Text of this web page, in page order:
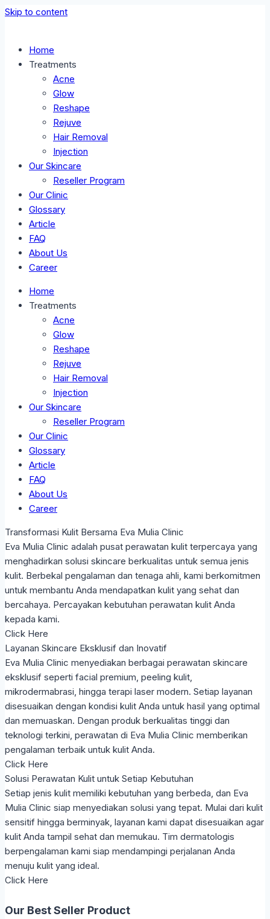
Skip to content
Home
Treatments
Acne
Glow
Reshape
Rejuve
Hair Removal
Injection
Our Skincare
Reseller Program
Our Clinic
Glossary
Article
FAQ
About Us
Career
Home
Treatments
Acne
Glow
Reshape
Rejuve
Hair Removal
Injection
Our Skincare
Reseller Program
Our Clinic
Glossary
Article
FAQ
About Us
Career
Transformasi Kulit Bersama Eva Mulia Clinic
Eva Mulia Clinic adalah pusat perawatan kulit terpercaya yang
menghadirkan solusi skincare berkualitas untuk semua jenis
kulit. Berbekal pengalaman dan tenaga ahli, kami berkomitmen
untuk membantu Anda mendapatkan kulit yang sehat dan
bercahaya. Percayakan kebutuhan perawatan kulit Anda
kepada kami.
Click Here
Layanan Skincare Eksklusif dan Inovatif
Eva Mulia Clinic menyediakan berbagai perawatan skincare
eksklusif seperti facial premium, peeling kulit,
mikrodermabrasi, hingga terapi laser modern. Setiap layanan
disesuaikan dengan kondisi kulit Anda untuk hasil yang optimal
dan memuaskan. Dengan produk berkualitas tinggi dan
teknologi terkini, perawatan di Eva Mulia Clinic memberikan
pengalaman terbaik untuk kulit Anda.
Click Here
Solusi Perawatan Kulit untuk Setiap Kebutuhan
Setiap jenis kulit memiliki kebutuhan yang berbeda, dan Eva
Mulia Clinic siap menyediakan solusi yang tepat. Mulai dari kulit
sensitif hingga berminyak, layanan kami dapat disesuaikan agar
kulit Anda tampil sehat dan memukau. Tim dermatologis
berpengalaman kami siap mendampingi perjalanan Anda
menuju kulit yang ideal.
Click Here
Our Best Seller Product